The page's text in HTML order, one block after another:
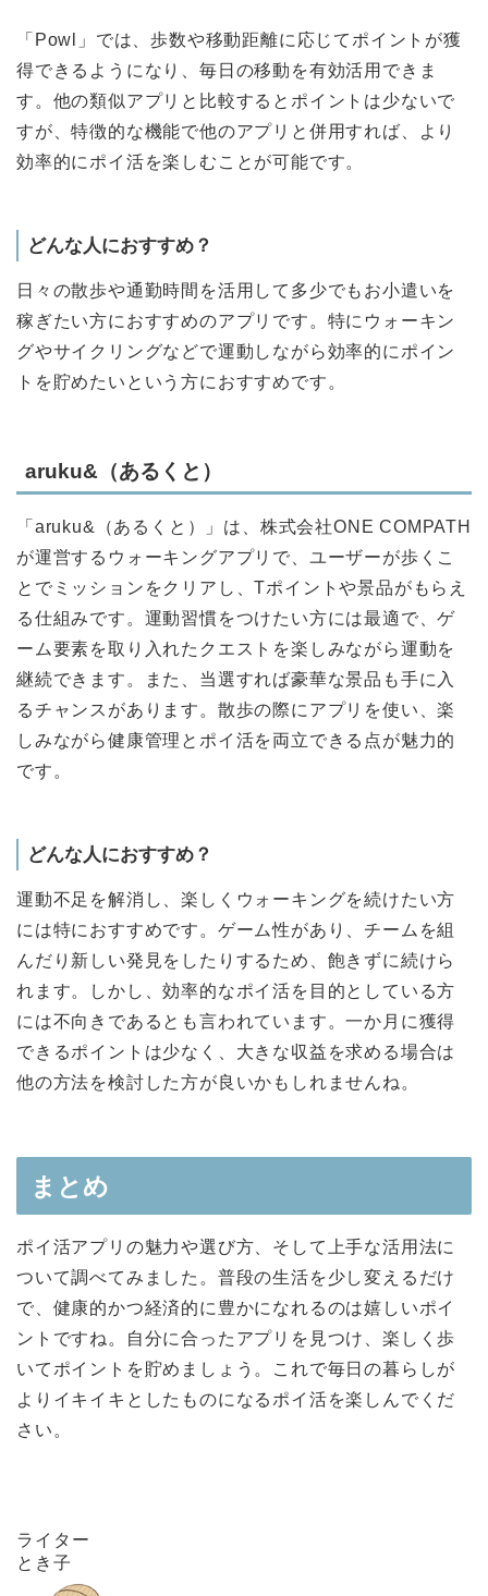
「Powl」では、歩数や移動距離に応じてポイントが獲
得できるようになり、毎日の移動を有効活用できま
す。他の類似アプリと比較するとポイントは少ないで
すが、特徴的な機能で他のアプリと併用すれば、より
効率的にポイ活を楽しむことが可能です。
どんな人におすすめ？
日々の散歩や通勤時間を活用して多少でもお小遣いを
稼ぎたい方におすすめのアプリです。特にウォーキン
グやサイクリングなどで運動しながら効率的にポイン
トを貯めたいという方におすすめです。
aruku&（あるくと）
「aruku&（あるくと）」は、株式会社ONE COMPATH
が運営するウォーキングアプリで、ユーザーが歩くこ
とでミッションをクリアし、Tポイントや景品がもらえ
る仕組みです。運動習慣をつけたい方には最適で、ゲ
ーム要素を取り入れたクエストを楽しみながら運動を
継続できます。また、当選すれば豪華な景品も手に入
るチャンスがあります。散歩の際にアプリを使い、楽
しみながら健康管理とポイ活を両立できる点が魅力的
です。
どんな人におすすめ？
運動不足を解消し、楽しくウォーキングを続けたい方
には特におすすめです。ゲーム性があり、チームを組
んだり新しい発見をしたりするため、飽きずに続けら
れます。しかし、効率的なポイ活を目的としている方
には不向きであるとも言われています。一か月に獲得
できるポイントは少なく、大きな収益を求める場合は
他の方法を検討した方が良いかもしれませんね。
まとめ
ポイ活アプリの魅力や選び方、そして上手な活用法に
ついて調べてみました。普段の生活を少し変えるだけ
で、健康的かつ経済的に豊かになれるのは嬉しいポイ
ントですね。自分に合ったアプリを見つけ、楽しく歩
いてポイントを貯めましょう。これで毎日の暮らしが
よりイキイキとしたものになるポイ活を楽しんでくだ
さい。
ライター
とき子